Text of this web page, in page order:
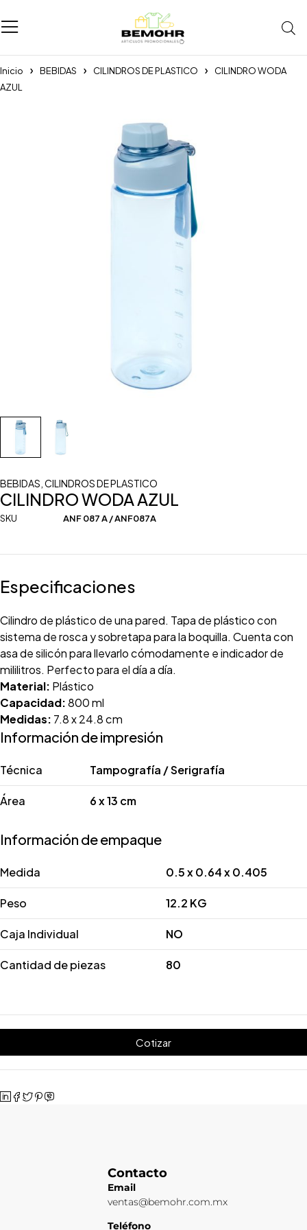
Inicio BEBIDAS CILINDROS DE PLASTICO
CILINDRO WODA
AZUL
BEBIDAS CILINDROS DE PLASTICO
CILINDRO WODA AZUL
SKU ANF 087 A / ANF087A
Especificaciones
Cilindro de plástico de una pared. Tapa de plástico con
sistema de rosca y sobretapa para la boquilla. Cuenta con
asa de silicón para llevarlo cómodamente e indicador de
mililitros. Perfecto para el día a día.
Material: Plástico
Capacidad:800 ml
Medidas: 7.8 x 24.8 cm
Información de impresión
Técnica Tampografía / Serigrafía
Área 6 x 13 cm
Información de empaque
Medida 0.5 x 0.64 x 0.405
Peso 12.2 KG
Caja Individual NO
Cantidad de piezas 80
Cotizar
Contacto
Email
ventas@bemohr.com.mx
Teléfono